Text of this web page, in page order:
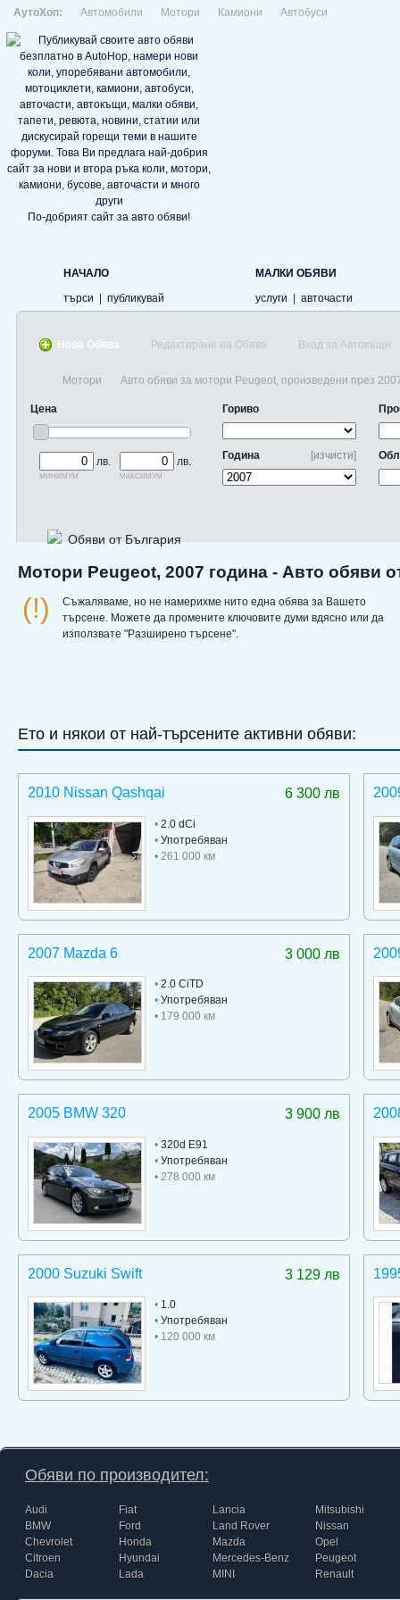
АутоХоп: Автомобили Мотори Камиони Автобуси
По-добрият сайт за авто обяви!
НАЧАЛО
търси
публикувай
МАЛКИ ОБЯВИ
услуги
авточасти
Нова Обява Редактиране на Обява Вход за Автокъщи
Мотори Авто обяви за мотори Peugeot, произведени през
Цена
лв.
минимум
лв.
максимум
Гориво
[изчисти]
Година
Обяви от България
Мотори Peugeot, 2007 година - Авто обяви
(!)
Съжаляваме, но не намерихме нито една обява за Вашето
търсене. Можете да промените ключовите думи вдясно или да
използвате "Разширено търсене".
Ето и някои от най-търсените активни обяви:
6 300 лв
2010 Nissan Qashqai
• 2.0 dCi
• Употребяван
• 261 000 км
3 000 лв
2007 Mazda 6
• 2.0 CiTD
• Употребяван
• 179 000 км
3 900 лв
2005 BMW 320
• 320d E91
• Употребяван
• 278 000 км
3 129 лв
2000 Suzuki Swift
• 1.0
• Употребяван
• 120 000 км
Обяви по производител:
Audi
BMW
Chevrolet
Citroen
Dacia
Fiat
Ford
Honda
Hyundai
Lada
Lancia
Land Rover
Mazda
Mercedes-Benz
MINI
Mitsubishi
Nissan
Opel
Peugeot
Renault